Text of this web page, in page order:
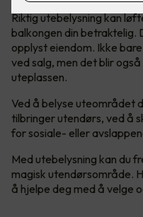
Riktig utebelysning kan
balkongen din betraktelig.
opplyst eiendom. Ikke
ved salg, men det blir
uteplassen.
Ved å belyse uteområdet
tilbringer utendørs, ved å
for sosiale- eller
Med utebelysning kan du
magisk utendørsområde.
å hjelpe deg med å velge